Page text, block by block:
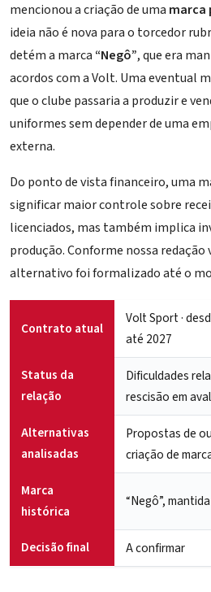
mencionou a criação de uma marca
ideia não é nova para o torcedor
detém a marca “Negô”, que era
acordos com a Volt. Uma eventual
que o clube passaria a produzir e
uniformes sem depender de uma
externa.
Do ponto de vista financeiro, uma
significar maior controle sobre
licenciados, mas também implica
produção. Conforme nossa
alternativo foi formalizado até o
Contrato atual
Volt Sport ·
até 2027
Status da
relação
Dificuldades
rescisão em
Alternativas
analisadas
Propostas de
criação de
Marca
histórica
“Negô”,
Decisão final A confirmar